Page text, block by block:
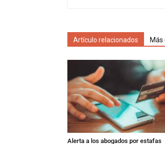
Artículo relacionados
Alerta a los abogados por estafas